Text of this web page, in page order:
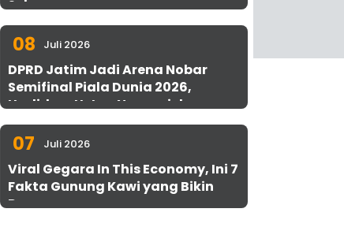
Sebenarnya
08 Juli 2026
DPRD Jatim Jadi Arena Nobar
Semifinal Piala Dunia 2026,
Hadirkan Uston Nawawi dan
UMKM Gratis untuk 1.000 Warga
07 Juli 2026
Viral Gegara In This Economy, Ini 7
Fakta Gunung Kawi yang Bikin
Penasaran